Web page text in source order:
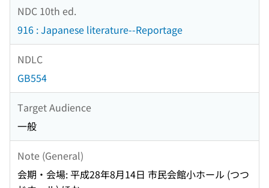
NDC 10th ed.
916 : Japanese literature--Reportage
NDLC
GB554
Target Audience
一般
Note (General)
会期・会場: 平成28年8月14日 市民会館小ホール (つつ